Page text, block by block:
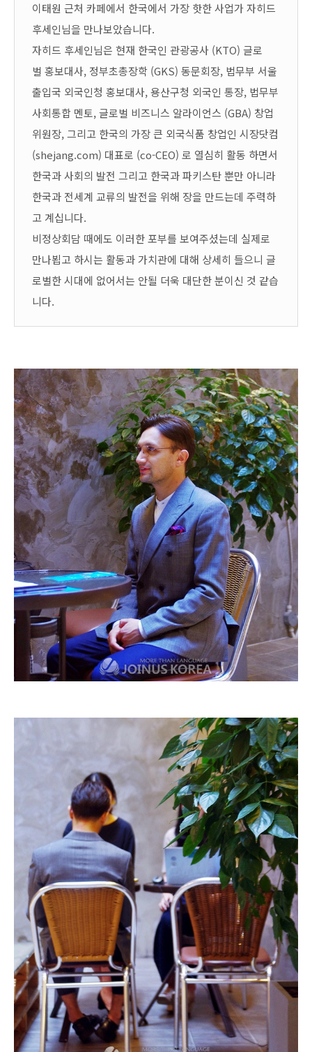
이태원 근처 카페에서 한국에서 가장 핫한 사업가 자히드
후세인님을 만나보았습니다.
자히드 후세인님은 현재 한국인 관광공사 (KTO) 글로
벌 홍보대사, 정부초총장학 (GKS) 동문회장, 법무부 서울
출입국 외국인청 홍보대사, 용산구청 외국인 통장, 법무부
사회통합 멘토, 글로벌 비즈니스 알라이언스 (GBA) 창업
위원장, 그리고 한국의 가장 큰 외국식품 창업인 시장닷컴
(shejang.com) 대표로 (co-CEO) 로 열심히 활동 하면서
한국과 사회의 발전 그리고 한국과 파키스탄 뿐만 아니라
한국과 전세계 교류의 발전을 위해 장을 만드는데 주력하
고 계십니다.
비정상회담 때에도 이러한 포부를 보여주셨는데 실제로
만나뵙고 하시는 활동과 가치관에 대해 상세히 들으니 글
로벌한 시대에 없어서는 안될 더욱 대단한 분이신 것 같습
니다.